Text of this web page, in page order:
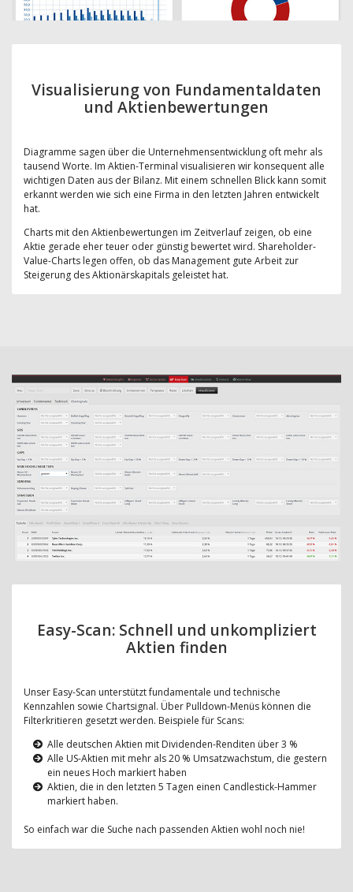
Visualisierung von Fundamentaldaten
und Aktienbewertungen
Diagramme sagen über die Unternehmensentwicklung oft mehr als
tausend Worte. Im Aktien-Terminal visualisieren wir konsequent alle
wichtigen Daten aus der Bilanz. Mit einem schnellen Blick kann somit
erkannt werden wie sich eine Firma in den letzten Jahren entwickelt
hat.
Charts mit den Aktienbewertungen im Zeitverlauf zeigen, ob eine
Aktie gerade eher teuer oder günstig bewertet wird. Shareholder-
Value-Charts legen offen, ob das Management gute Arbeit zur
Steigerung des Aktionärskapitals geleistet hat.
Easy-Scan: Schnell und unkompliziert
Aktien finden
Unser Easy-Scan unterstützt fundamentale und technische
Kennzahlen sowie Chartsignal. Über Pulldown-Menüs können die
Filterkritieren gesetzt werden. Beispiele für Scans:
Alle deutschen Aktien mit Dividenden-Renditen über 3 %
Alle US-Aktien mit mehr als 20 % Umsatzwachstum, die gestern
ein neues Hoch markiert haben
Aktien, die in den letzten 5 Tagen einen Candlestick-Hammer
markiert haben.
So einfach war die Suche nach passenden Aktien wohl noch nie!